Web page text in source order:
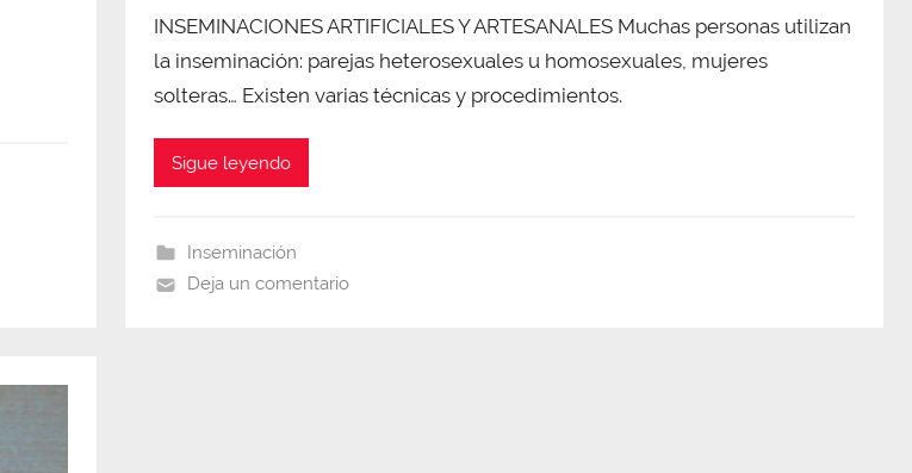
INSEMINACIONES ARTIFICIALES Y ARTESANALES Muchas personas utilizan
la inseminación: parejas heterosexuales u homosexuales, mujeres
solteras… Existen varias técnicas y procedimientos.
Sigue leyendo
Inseminación
Deja un comentario